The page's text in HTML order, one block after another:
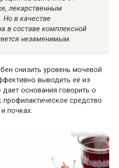
лекарственным
. Но в качестве
в составе комплексной
незаменимым.
снизить уровень мочевой
выводить её из
основания говорить о
профилактическое средство
почках.